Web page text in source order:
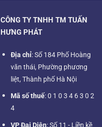
CÔNG TY TNHH TM TUẤN
HƯNG PHÁT
Địa chỉ: Số 184 Phố Hoàng
văn thái, Phường phương
liệt, Thành phố Hà Nội
Mã số thuế: 0 1 0 3 4 6 3 0 2
4
VP Đại Diện: Số 11 - Liền kề